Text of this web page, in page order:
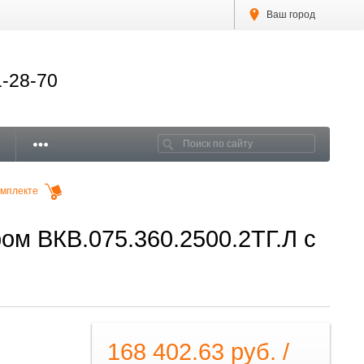
Ваш город
28-70
ВКВ.075.360.2500.2ТГ.Л с
168 402.63 руб. /